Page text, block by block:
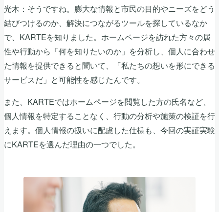
光木：そうですね。膨大な情報と市民の目的やニーズをどう
結びつけるのか、解決につながるツールを探しているなか
で、KARTEを知りました。ホームページを訪れた方々の属
性や行動から「何を知りたいのか」を分析し、個人に合わせ
た情報を提供できると聞いて、「私たちの想いを形にできる
サービスだ」と可能性を感じたんです。
また、KARTEではホームページを閲覧した方の氏名など、
個人情報を特定することなく、行動の分析や施策の検証を行
えます。個人情報の扱いに配慮した仕様も、今回の実証実験
にKARTEを選んだ理由の一つでした。